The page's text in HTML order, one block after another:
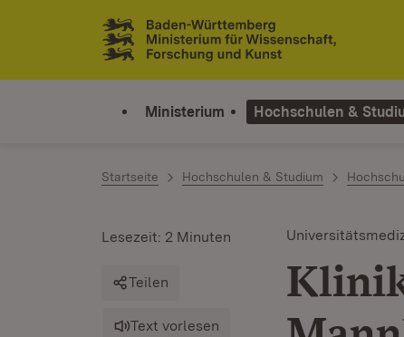
Zum Inhalt springen
Link zur Startseite
Ministerium Hochschulen &
Startseite Hochschulen & Studium
Lesezeit: 2 Minuten
Teilen
Text vorlesen